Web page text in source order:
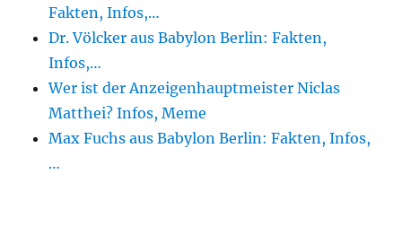
Fakten, Infos,…
Dr. Völcker aus Babylon Berlin: Fakten,
Infos,…
Wer ist der Anzeigenhauptmeister Niclas
Matthei? Infos, Meme
Max Fuchs aus Babylon Berlin: Fakten, Infos,
…